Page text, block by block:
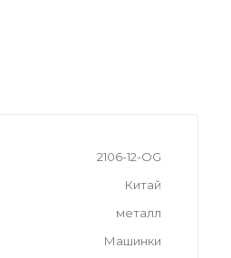
2106-12-OG
Китай
металл
Машинки